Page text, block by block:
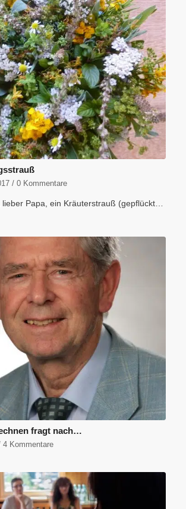
/ 0 Kommentare
lieber Papa, ein Kräuterstrauß (gepflückt…
fragt nach…
4 Kommentare